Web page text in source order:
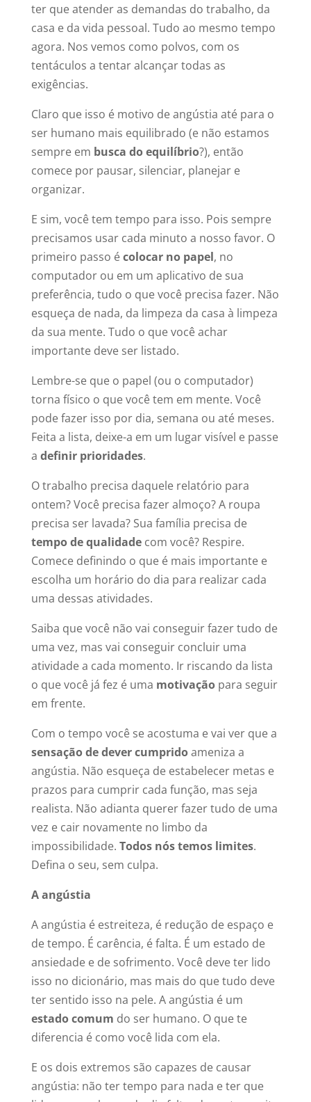
ter que atender as demandas do trabalho, da
casa e da vida pessoal. Tudo ao mesmo tempo
agora. Nos vemos como polvos, com os
tentáculos a tentar alcançar todas as
exigências.
Claro que isso é motivo de angústia até para o
ser humano mais equilibrado (e não estamos
sempre em busca do equilíbrio?), então
comece por pausar, silenciar, planejar e
organizar.
E sim, você tem tempo para isso. Pois sempre
precisamos usar cada minuto a nosso favor. O
primeiro passo écolocar no papel, no
computador ou em um aplicativo de sua
preferência, tudo o que você precisa fazer. Não
esqueça de nada, da limpeza da casa à limpeza
da sua mente. Tudo o que você achar
importante deve ser listado.
Lembre-se que o papel (ou o computador)
torna físico o que você tem em mente. Você
pode fazer isso por dia, semana ou até meses.
Feita a lista, deixe-a em um lugar visível e passe
a definir prioridades.
O trabalho precisa daquele relatório para
ontem? Você precisa fazer almoço? A roupa
precisa ser lavada? Sua família precisa de
tempo de qualidadecom você? Respire.
Comece definindo o que é mais importante e
escolha um horário do dia para realizar cada
uma dessas atividades.
Saiba que você não vai conseguir fazer tudo de
uma vez, mas vai conseguir concluir uma
atividade a cada momento. Ir riscando da lista
o que você já fez é uma motivaçãopara seguir
em frente.
Com o tempo você se acostuma e vai ver que a
sensação de dever cumpridoameniza a
angústia. Não esqueça de estabelecer metas e
prazos para cumprir cada função, mas seja
realista. Não adianta querer fazer tudo de uma
vez e cair novamente no limbo da
impossibilidade. Todos nós temos limites.
Defina o seu, sem culpa.
A angústia
A angústia é estreiteza, é redução de espaço e
de tempo. É carência, é falta. É um estado de
ansiedade e de sofrimento. Você deve ter lido
isso no dicionário, mas mais do que tudo deve
ter sentido isso na pele. A angústia é um
estado comum do ser humano. O que te
diferencia é como você lida com ela.
E os dois extremos são capazes de causar
angústia: não ter tempo para nada e ter que